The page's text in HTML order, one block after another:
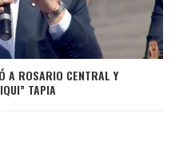
A ROSARIO CENTRAL Y
TAPIA